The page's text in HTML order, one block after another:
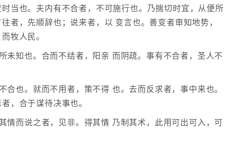
当也。夫内有不合者，不可施行也。乃揣切时宜，从便所
者，先顺辞也；说来者，以 变言也。善变者审知地势，
牧人民。
未知也。合而不结者，阳亲 而阴疏。事有不合者，圣人不
也。就而不用者，策不得 也。去而反求者，事中来也。
，合于谋待决事也。
情而说之者，见非。得其情 乃制其术，此用可出可入，可